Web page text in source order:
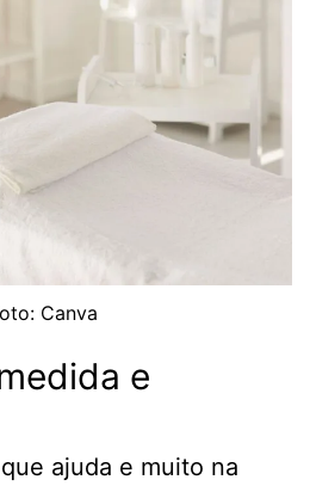
Canva
e
ajuda e muito na